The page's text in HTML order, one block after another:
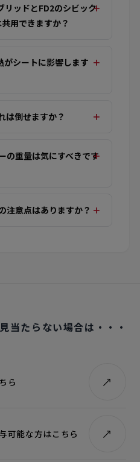
リッドとFD2のシビック
用できますか？
がシートに影響します
は倒せますか？
の重量は気にすべきです
注意点はありますか？
当たらない場合は・・・
ら
可能な方はこちら